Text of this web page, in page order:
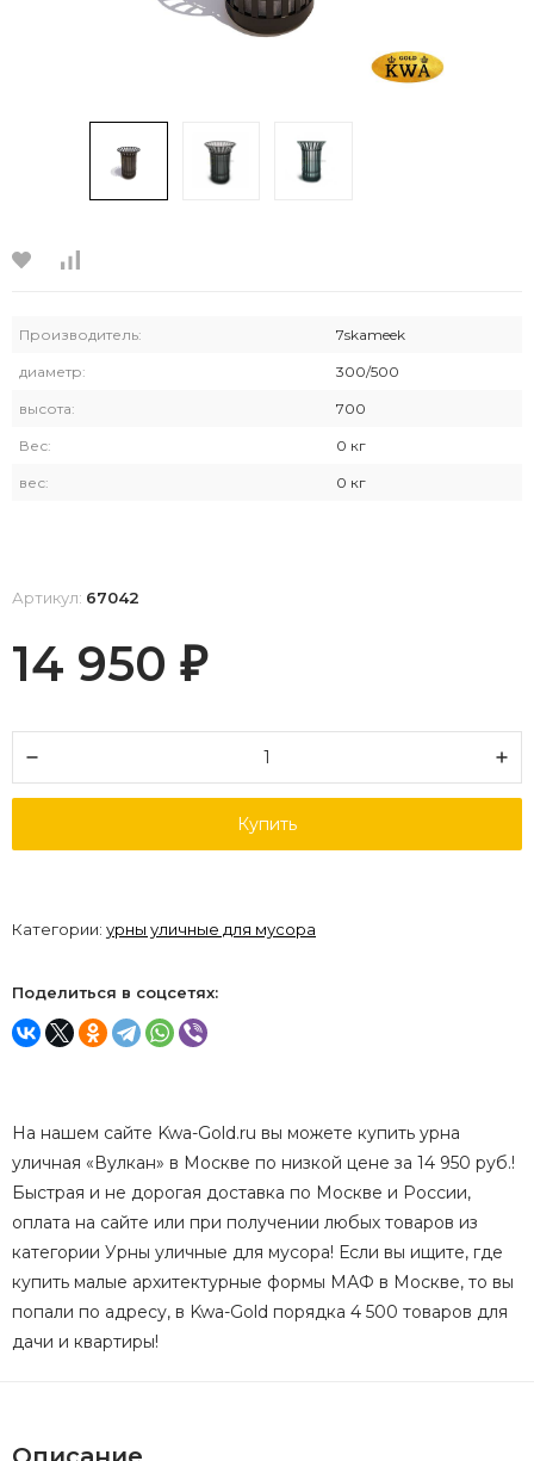
Производитель: 7skameek
диаметр: 300/500
высота: 700
Вес: 0 кг
вес: 0 кг
Артикул: 67042
14 950 ₽
Купить
Категории: урны уличные для мусора
Поделиться в соцсетях:
На нашем сайте Kwa-Gold.ru вы можете купить урна
уличная «Вулкан» в Москве по низкой цене за 14 950 руб.!
Быстрая и не дорогая доставка по Москве и России,
оплата на сайте или при получении любых товаров из
категории Урны уличные для мусора! Если вы ищите, где
купить малые архитектурные формы МАФ в Москве, то вы
попали по адресу, в Kwa-Gold порядка 4 500 товаров для
дачи и квартиры!